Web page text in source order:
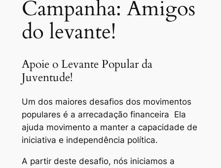
Campanha: Amigos
do levante!
Apoie o Levante Popular da
Juventude!
Um dos maiores desafios dos movimentos
populares é a arrecadação financeira Ela
ajuda movimento a manter a capacidade de
iniciativa e independência política.
A partir deste desafio, nós iniciamos a